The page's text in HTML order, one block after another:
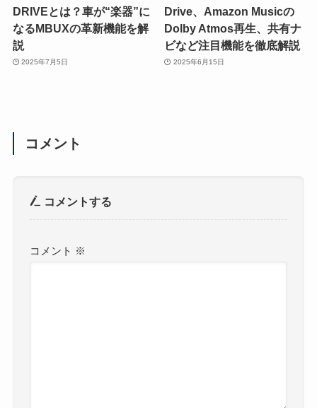
DRIVEとは？車が“楽器”に
なるMBUXの革新機能を解
説
2025年7月5日
Drive、Amazon Musicの
Dolby Atmos再生、共有ナ
ビなど注目機能を徹底解説
2025年6月15日
コメント
コメントする
コメント ※